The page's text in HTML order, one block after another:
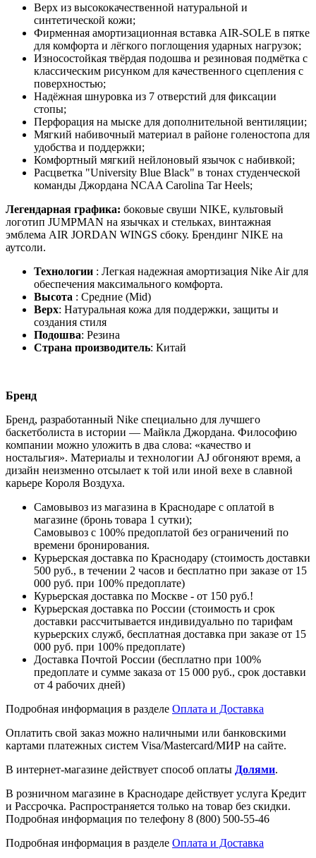
Верх из высококачественной натуральной и
синтетической кожи;
Фирменная амортизационная вставка AIR-SOLE в пятке
для комфорта и лёгкого поглощения ударных нагрузок;
Износостойкая твёрдая подошва и резиновая подмётка с
классическим рисунком для качественного сцепления с
поверхностью;
Надёжная шнуровка из 7 отверстий для фиксации
стопы;
Перфорация на мыске для дополнительной вентиляции;
Мягкий набивочный материал в районе голеностопа для
удобства и поддержки;
Комфортный мягкий нейлоновый язычок с набивкой;
Расцветка "University Blue Black" в тонах студенческой
команды Джордана NCAA Carolina Tar Heels;
Легендарная графика: боковые свуши NIKE, культовый
логотип JUMPMAN на язычках и стельках, винтажная
эмблема AIR JORDAN WINGS сбоку. Брендинг NIKE на
аутсоли.
Технологии : Легкая надежная амортизация Nike Air для
обеспечения максимального комфорта.
Высота : Средние (Mid)
Верх: Натуральная кожа для поддержки, защиты и
создания стиля
Подошва: Резина
Страна производитель: Китай
Бренд
Бренд, разработанный Nike специально для лучшего
баскетболиста в истории — Майкла Джордана. Философию
компании можно уложить в два слова: «качество и
ностальгия». Материалы и технологии AJ обгоняют время, а
дизайн неизменно отсылает к той или иной вехе в славной
карьере Короля Воздуха.
Самовывоз из магазина в Краснодаре с оплатой в
магазине (бронь товара 1 сутки);
Самовывоз с 100% предоплатой без ограничений по
времени бронирования.
Курьерская доставка по Краснодару (стоимость доставки
500 руб., в течении 2 часов и бесплатно при заказе от 15
000 руб. при 100% предоплате)
Курьерская доставка по Москве - от 150 руб.!
Курьерская доставка по России (стоимость и срок
доставки рассчитывается индивидуально по тарифам
курьерских служб, бесплатная доставка при заказе от 15
000 руб. при 100% предоплате)
Доставка Почтой России (бесплатно при 100%
предоплате и сумме заказа от 15 000 руб., срок доставки
от 4 рабочих дней)
Подробная информация в разделе Оплата и Доставка
Оплатить свой заказ можно наличными или банковскими
картами платежных систем Visa/Mastercard/МИР на сайте.
В интернет-магазине действует способ оплаты Долями.
В розничном магазине в Краснодаре действует услуга Кредит
и Рассрочка. Распространяется только на товар без скидки.
Подробная информация по телефону 8 (800) 500-55-46
Подробная информация в разделе Оплата и Доставка